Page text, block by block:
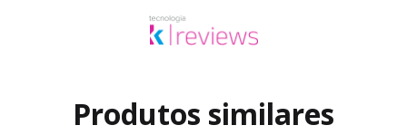
Produtos similares